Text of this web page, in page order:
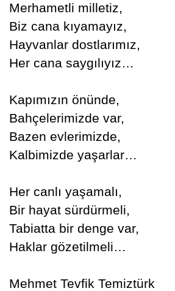
Merhametli milletiz,
Biz cana kıyamayız,
Hayvanlar dostlarımız,
Her cana saygılıyız…
Kapımızın önünde,
Bahçelerimizde var,
Bazen evlerimizde,
Kalbimizde yaşarlar…
Her canlı yaşamalı,
Bir hayat sürdürmeli,
Tabiatta bir denge var,
Haklar gözetilmeli…
Mehmet Tevfik Temiztürk